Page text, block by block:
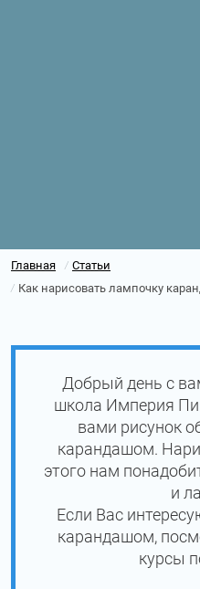
Главная / Статьи
/ Как нарисовать лампочку
Добрый день с
школа Империя
вами рисунок
карандашом.
этого нам
и
Если Вас
карандашом,
курсы